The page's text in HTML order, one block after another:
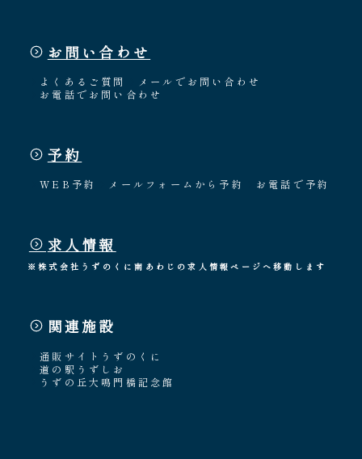
お問い合わせ
よくあるご質問
メールでお問い合わせ
お電話でお問い合わせ
予約
WEB予約 メールフォームから予約 お電話で予約
求人情報
※株式会社うずのくに南あわじの求人情報ページへ移動します
関連施設
通販サイトうずのくに
道の駅うずしお
うずの丘大鳴門橋記念館